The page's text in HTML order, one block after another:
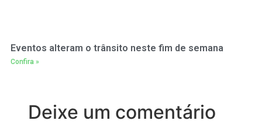
Eventos alteram o trânsito neste fim de semana
Confira »
Deixe um comentário